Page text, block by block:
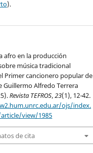
).
afro en la producción
música tradicional
Primer cancionero popular de
Guillermo Alfredo Terrera
Revista TEFROS,23(1), 12-42.
ojs/index.
view/1985
de cita